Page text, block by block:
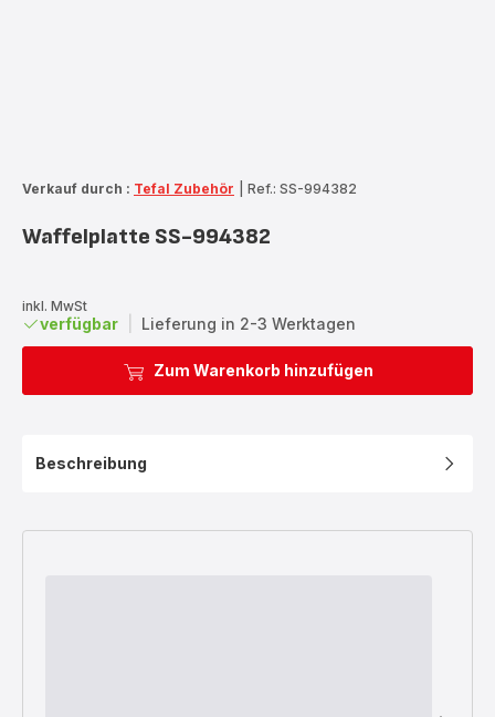
Verkauf durch : Tefal Zubehör Ref.: SS-994382
Waffelplatte SS-994382
inkl. MwSt
verfügbar Lieferung in 2-3 Werktagen
Zum Warenkorb hinzufügen
Beschreibung